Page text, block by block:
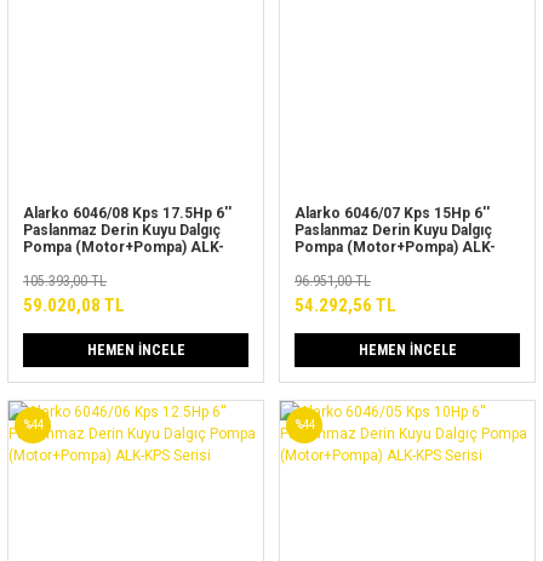
Alarko 6046/08 Kps 17.5Hp 6''
Paslanmaz Derin Kuyu Dalgıç
Pompa (Motor+Pompa) ALK-
105.393,00 TL
59.020,08 TL
HEMEN İNCELE
Alarko 6046/07 Kps 15Hp 6''
Paslanmaz Derin Kuyu Dalgıç
Pompa (Motor+Pompa) ALK-
96.951,00 TL
54.292,56 TL
HEMEN İNCELE
%44 %44